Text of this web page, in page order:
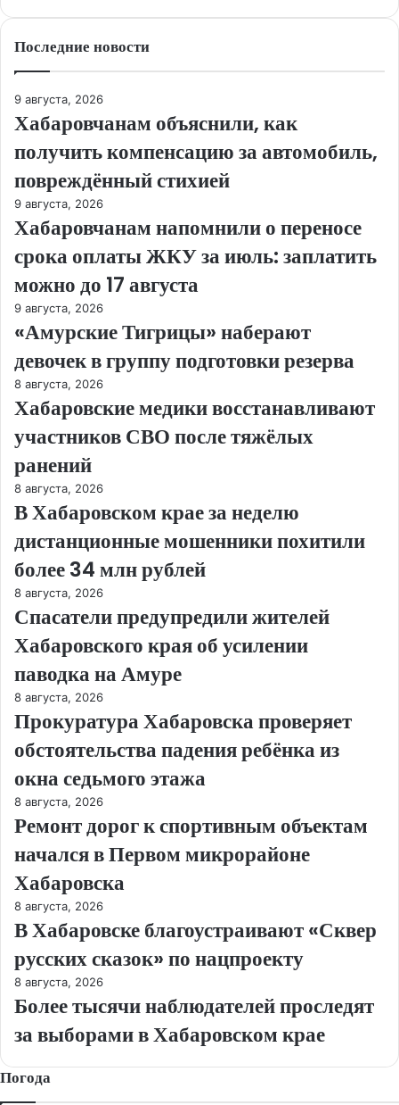
Последние новости
9 августа, 2026
Хабаровчанам объяснили, как
получить компенсацию за автомобиль,
повреждённый стихией
9 августа, 2026
Хабаровчанам напомнили о переносе
срока оплаты ЖКУ за июль: заплатить
можно до 17 августа
9 августа, 2026
«Амурские Тигрицы» наберают
девочек в группу подготовки резерва
8 августа, 2026
Хабаровские медики восстанавливают
участников СВО после тяжёлых
ранений
8 августа, 2026
В Хабаровском крае за неделю
дистанционные мошенники похитили
более 34 млн рублей
8 августа, 2026
Спасатели предупредили жителей
Хабаровского края об усилении
паводка на Амуре
8 августа, 2026
Прокуратура Хабаровска проверяет
обстоятельства падения ребёнка из
окна седьмого этажа
8 августа, 2026
Ремонт дорог к спортивным объектам
начался в Первом микрорайоне
Хабаровска
8 августа, 2026
В Хабаровске благоустраивают «Сквер
русских сказок» по нацпроекту
8 августа, 2026
Более тысячи наблюдателей проследят
за выборами в Хабаровском крае
Погода